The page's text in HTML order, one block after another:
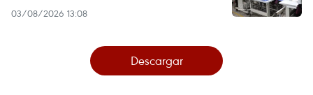
03/08/2026 13:08
Descargar